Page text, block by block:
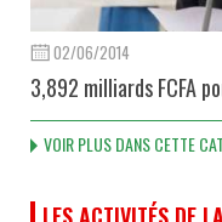
02/06/2014
3,892 milliards FCFA
VOIR PLUS DANS CETTE
LES ACTIVITÉS DE